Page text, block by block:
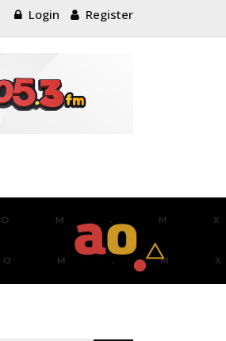
Login Register